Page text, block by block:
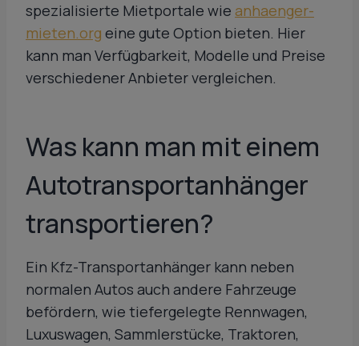
spezialisierte Mietportale wie anhaenger-
mieten.org eine gute Option bieten. Hier
kann man Verfügbarkeit, Modelle und Preise
verschiedener Anbieter vergleichen.
Was kann man mit einem
Autotransportanhänger
transportieren?
Ein Kfz-Transportanhänger kann neben
normalen Autos auch andere Fahrzeuge
befördern, wie tiefergelegte Rennwagen,
Luxuswagen, Sammlerstücke, Traktoren,